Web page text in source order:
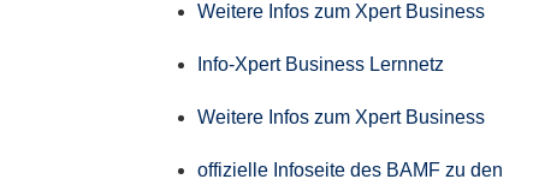
Weitere Infos zum Xpert Business
Info-Xpert Business Lernnetz
Weitere Infos zum Xpert Business
offizielle Infoseite des BAMF zu den